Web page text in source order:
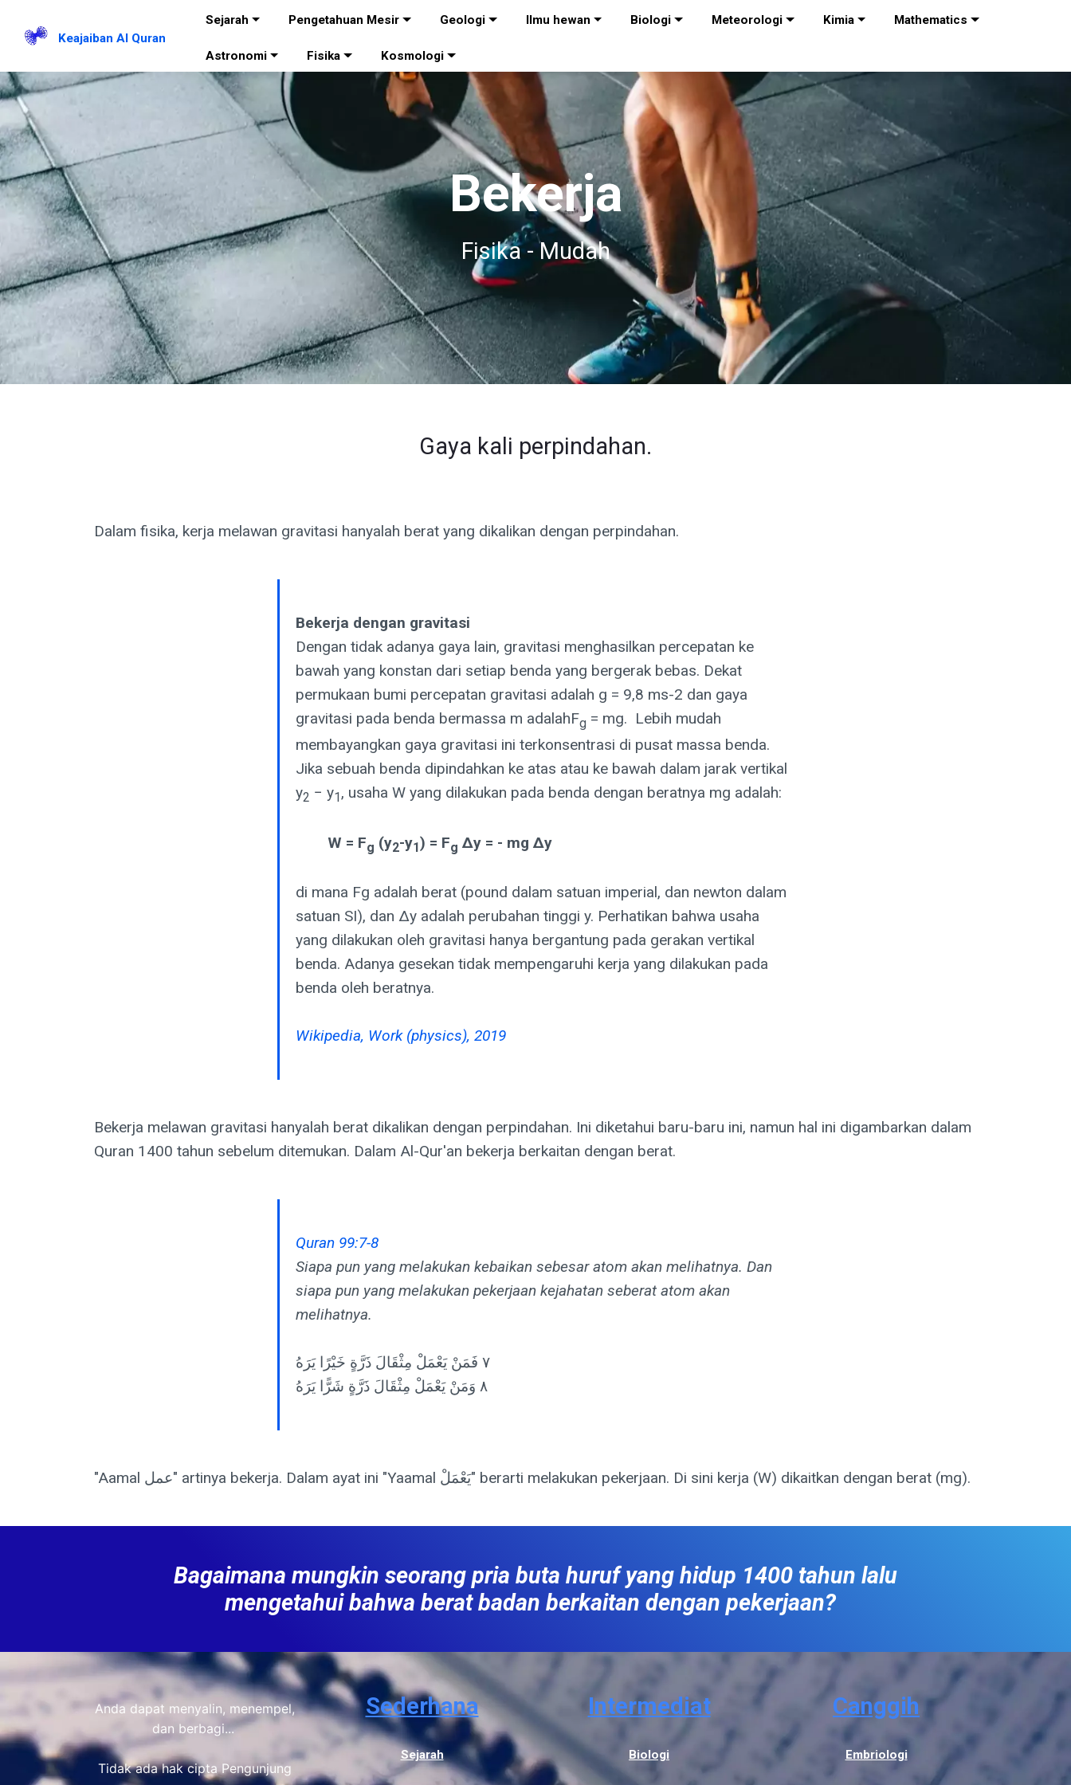
Keajaiban Al Quran
Sejarah Pengetahuan Mesir Geologi Ilmu hewan Biologi Meteorologi Kimia Mathematics
Astronomi Fisika Kosmologi
Bekerja
Fisika - Mudah
Gaya kali perpindahan.
Dalam fisika, kerja melawan gravitasi hanyalah berat yang dikalikan dengan perpindahan.
Bekerja dengan gravitasi
Dengan tidak adanya gaya lain, gravitasi menghasilkan percepatan ke
bawah yang konstan dari setiap benda yang bergerak bebas. Dekat
permukaan bumi percepatan gravitasi adalah g = 9,8 ms-2 dan gaya
gravitasi pada benda bermassa m adalahFg = mg. Lebih mudah
membayangkan gaya gravitasi ini terkonsentrasi di pusat massa benda.
Jika sebuah benda dipindahkan ke atas atau ke bawah dalam jarak vertikal
y2 − y1, usaha W yang dilakukan pada benda dengan beratnya mg adalah:
W = Fg (y2-y1) = Fg Δy = - mg Δy
di mana Fg adalah berat (pound dalam satuan imperial, dan newton dalam
satuan SI), dan Δy adalah perubahan tinggi y. Perhatikan bahwa usaha
yang dilakukan oleh gravitasi hanya bergantung pada gerakan vertikal
benda. Adanya gesekan tidak mempengaruhi kerja yang dilakukan pada
benda oleh beratnya.
Wikipedia, Work (physics), 2019
Bekerja melawan gravitasi hanyalah berat dikalikan dengan perpindahan. Ini diketahui baru-baru ini, namun hal ini digambarkan dalam
Quran 1400 tahun sebelum ditemukan. Dalam Al-Qur'an bekerja berkaitan dengan berat.
Quran 99:7-8
Siapa pun yang melakukan kebaikan sebesar atom akan melihatnya. Dan
siapa pun yang melakukan pekerjaan kejahatan seberat atom akan
melihatnya.
٧ فَمَنْ يَعْمَلْ مِثْقَالَ ذَرَّةٍ خَيْرًا يَرَهُ
٨ وَمَنْ يَعْمَلْ مِثْقَالَ ذَرَّةٍ شَرًّا يَرَهُ
"Aamal عمل" artinya bekerja. Dalam ayat ini "Yaamal يَعْمَلْ" berarti melakukan pekerjaan. Di sini kerja (W) dikaitkan dengan berat (mg).
Bagaimana mungkin seorang pria buta huruf yang hidup 1400 tahun lalu
mengetahui bahwa berat badan berkaitan dengan pekerjaan?
Anda dapat menyalin, menempel,
dan berbagi...
Tidak ada hak cipta Pengunjung
Sederhana
Sejarah
Intermediat
Biologi
Canggih
Embriologi